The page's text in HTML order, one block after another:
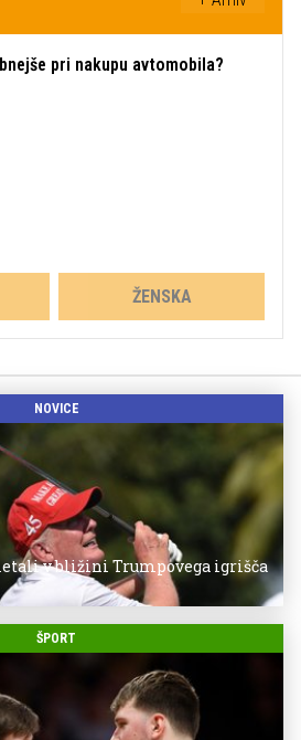
pri nakupu avtomobila?
ŽENSKA
NOVICE
v bližini Trumpovega igrišča
ŠPORT